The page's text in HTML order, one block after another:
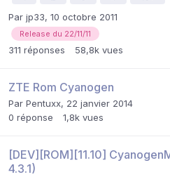
Par jp33, 10 octobre 2011
Release du 22/11/11
311 réponses 58,8k vues
ZTE Rom Cyanogen
Par Pentuxx, 22 janvier 2014
0 réponse 1,8k vues
[DEV][ROM][11.10]
4.3.1)